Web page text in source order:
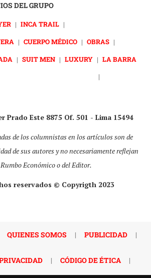
DEL GRUPO
| INCA TRAIL |
| CUERPO MÉDICO | OBRAS |
| SUIT MEN | LUXURY | LA BARRA
|
Prado Este 8875 Of. 501 - Lima 15494
de los columnistas en los artículos son de
de sus autores y no necesariamente reflejan
Económico o del Editor.
reservados © Copyrigth 2023
QUIENES SOMOS | PUBLICIDAD |
| CÓDIGO DE ÉTICA |